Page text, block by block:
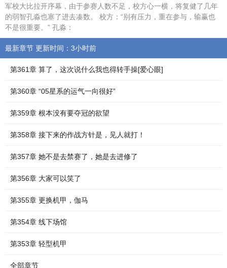
军校大比拉开序幕，由于参赛人数不足，校方心一横，将复健了几年
的弱智孔淼也塞了进去凑数。 校方：“别有压力，重在参与，输赢也
不是很重要。” 孔淼：
最新章节 更新时间：3小时前
第361章 算了，这次说什么我也得转手操[爱心眼]
第360章 “05星系的运气一向很好”
第359章 根本没有要夺冠的欲望
第358章 接下来的作战方针是，见人就打！
第357章 她不是去禁赛了，她是去进修了
第356章 大家可以笑了
第355章 更换机甲，伽马
第354章 线下场馆
第353章 轻型机甲
全部章节